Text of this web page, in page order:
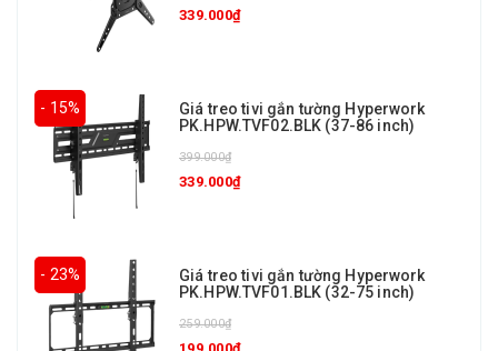
339.000₫
- 15%
Giá treo tivi gắn tường Hyperwork
PK.HPW.TVF02.BLK (37-86 inch)
399.000₫
339.000₫
- 23%
Giá treo tivi gắn tường Hyperwork
PK.HPW.TVF01.BLK (32-75 inch)
259.000₫